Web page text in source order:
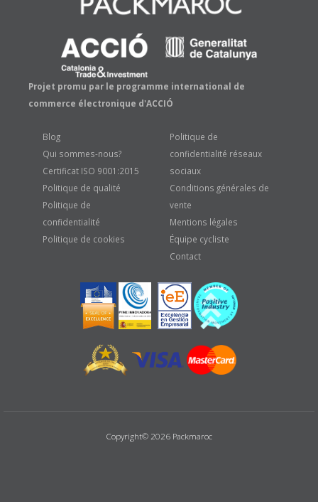
Projet promu par le programme international de
commerce électronique d'ACCIÓ
Blog
Qui sommes-nous?
Certificat ISO 9001:2015
Politique de qualité
Politique de
confidentialité
Politique de cookies
Politique de
confidentialité réseaux
sociaux
Conditions générales de
vente
Mentions légales
Équipe cycliste
Contact
Copyright© 2026 Packmaroc